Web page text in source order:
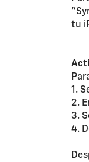
tu
1.
2.
3.
4.